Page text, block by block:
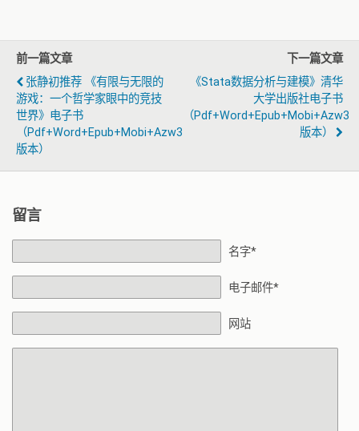
前一篇文章
张静初推荐 《有限与无限的
游戏：一个哲学家眼中的竞技
世界》电子书
（pdf+word+epub+mobi+azw3
版本）
下一篇文章
《Stata数据分析与建模》清华
大学出版社电子书
（pdf+word+epub+mobi+azw3
版本）
留言
名字*
电子邮件*
网站